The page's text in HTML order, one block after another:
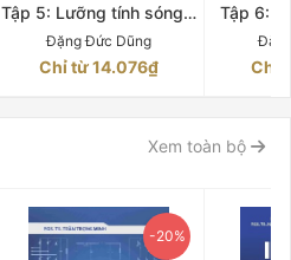
Tập 5: Lưỡng tính sóng –
hạt của ánh sáng (Quyển
1)
Đặng Đức Dũng
Chỉ từ 14.076₫
Tập 6:
và vật
Chỉ
Xem toàn bộ
-20%